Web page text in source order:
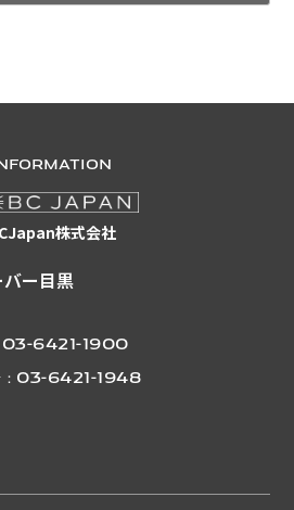
株式会社
ー目黒
03-6421-1900
：03-6421-1948